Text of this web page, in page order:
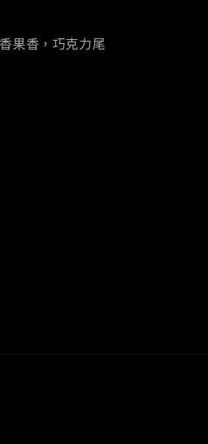
果香，巧克力尾